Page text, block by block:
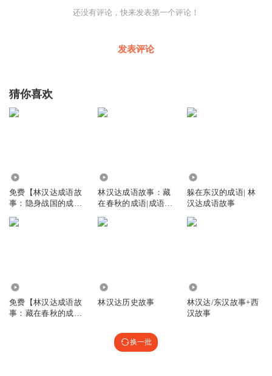
还没有评论，快来发表第一个评论！
发表评论
猜你喜欢
免费【林汉达成语故
事：隐身战国的成
林汉达成语故事：藏
在春秋的成语|成语故
躲在东汉的成语| 林
汉达成语故事
免费【林汉达成语故
事：藏在春秋的成
林汉达历史故事
林汉达/东汉故事+西
汉故事
换一批